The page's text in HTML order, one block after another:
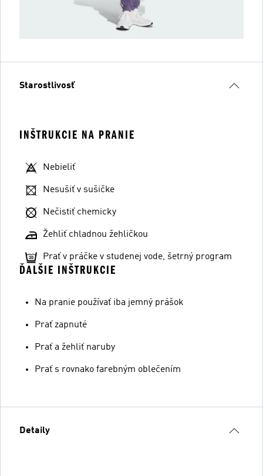
Starostlivosť
INŠTRUKCIE NA PRANIE
Nebieliť
Nesušiť v sušičke
Nečistiť chemicky
Žehliť chladnou žehličkou
Prať v práčke v studenej vode, šetrný program
ĎALŠIE INŠTRUKCIE
Na pranie používať iba jemný prášok
Prať zapnuté
Prať a žehliť naruby
Prať s rovnako farebným oblečením
Detaily